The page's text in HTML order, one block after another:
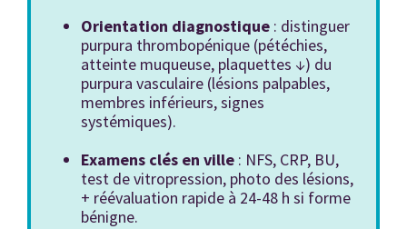
Orientation diagnostique : distinguer
purpura thrombopénique (pétéchies,
atteinte muqueuse, plaquettes ↓) du
purpura vasculaire (lésions palpables,
membres inférieurs, signes
systémiques).
Examens clés en ville : NFS, CRP, BU,
test de vitropression, photo des lésions,
+ réévaluation rapide à 24-48 h si forme
bénigne.